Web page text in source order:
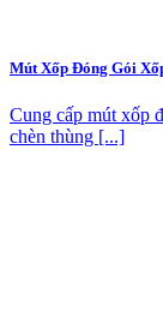
Mút Xốp Đóng Gói
Cung cấp mút xốp
chèn thùng [...]